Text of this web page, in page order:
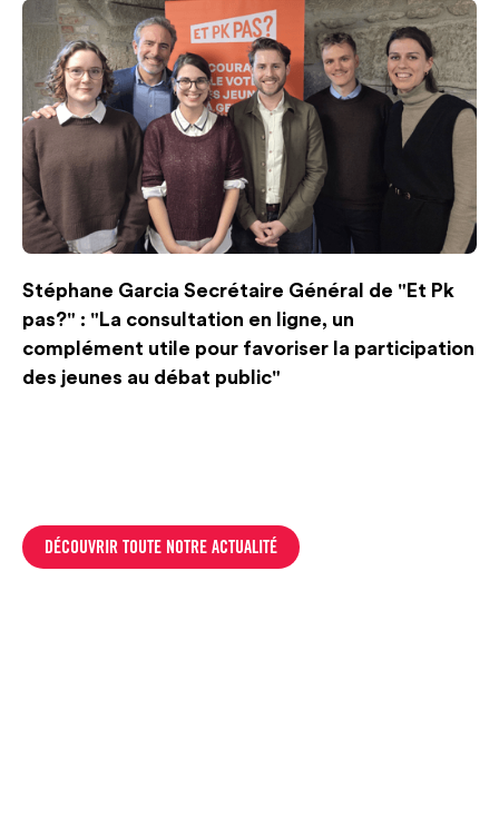
Stéphane Garcia Secrétaire Général de "Et Pk
pas?" : "La consultation en ligne, un
complément utile pour favoriser la participation
des jeunes au débat public"
DÉCOUVRIR TOUTE NOTRE ACTUALITÉ